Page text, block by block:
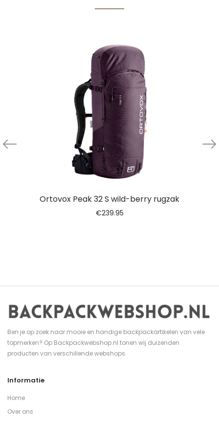
Ortovox Peak 32 S wild-berry rugzak
€239.95
Ben je op zoek naar mooie en handige backpackartikelen van vele
topmerken? Op Backpackwebshop.nl tonen wij duizenden
producten van verschillende webshops.
Informatie
Home
Over ons